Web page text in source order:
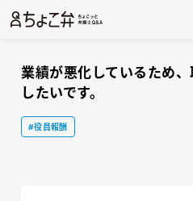
業績が悪化しているため
したいです。
#役員報酬